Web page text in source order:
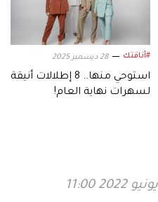
#أناقتك 28 ديسمبر 2025
استوحي منها.. 8 إطلالات أنيقة
لسهرات نهاية العام!